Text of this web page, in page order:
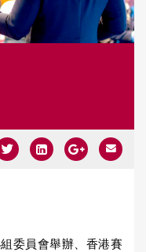
委員會舉辦、香港賽